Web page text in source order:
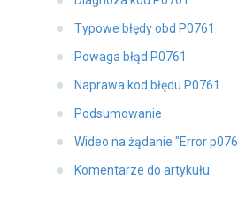
Typowe błędy obd P0761
Powaga błąd P0761
Naprawa kod błędu P0761
Podsumowanie
Wideo na żądanie "Error
Komentarze do artykułu